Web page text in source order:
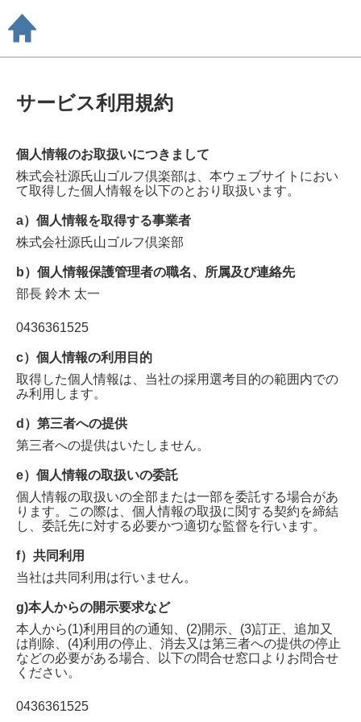
サービス利用規約
個人情報のお取扱いにつきまして
株式会社源氏山ゴルフ倶楽部は、本ウェブサイトにおい
て取得した個人情報を以下のとおり取扱います。
a）個人情報を取得する事業者
株式会社源氏山ゴルフ倶楽部
b）個人情報保護管理者の職名、所属及び連絡先
部長 鈴木 太一
0436361525
c）個人情報の利用目的
取得した個人情報は、当社の採用選考目的の範囲内での
み利用します。
d）第三者への提供
第三者への提供はいたしません。
e）個人情報の取扱いの委託
個人情報の取扱いの全部または一部を委託する場合があ
ります。この際は、個人情報の取扱に関する契約を締結
し、委託先に対する必要かつ適切な監督を行います。
f）共同利用
当社は共同利用は行いません。
g)本人からの開示要求など
本人から(1)利用目的の通知、(2)開示、(3)訂正、追加又
は削除、(4)利用の停止、消去又は第三者への提供の停止
などの必要がある場合、以下の問合せ窓口よりお問合せ
ください。
0436361525